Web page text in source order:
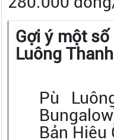
Gợi ý một
Luông
Pù
Bản